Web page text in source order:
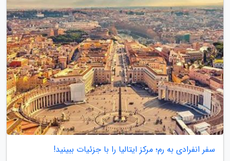
سفر انفرادی به رم؛ مرکز ایتالیا را با جزئیات ببینید!